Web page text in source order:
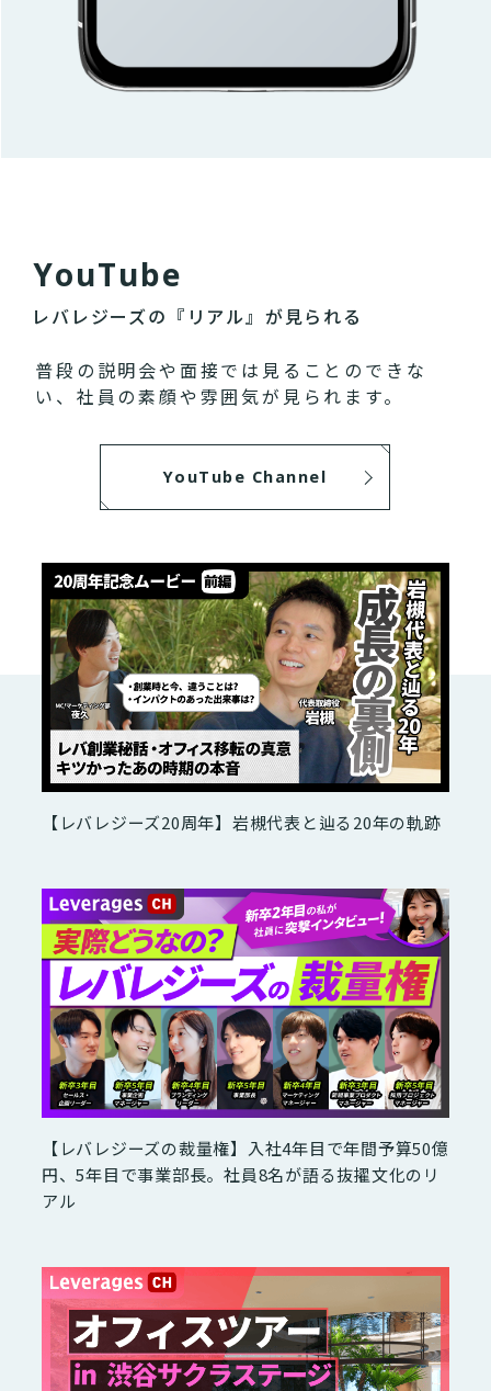
YouTube
レバレジーズの『リアル』が見られる
普段の説明会や面接では見ることのできな
い、社員の素顔や雰囲気が見られます。
YouTube Channel
【レバレジーズ20周年】岩槻代表と辿る20年の軌跡
【レバレジーズの裁量権】入社4年目で年間予算50億
円、5年目で事業部長。社員8名が語る抜擢文化のリ
アル